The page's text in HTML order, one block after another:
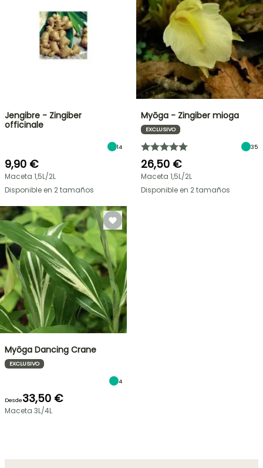
Jengibre - Zingiber
officinale
14
9,90 €
Maceta 1,5L/2L
Disponible en 2 tamaños
Myōga - Zingiber mioga
EXCLUSIVO
35
26,50 €
Maceta 1,5L/2L
Disponible en 2 tamaños
Myōga Dancing Crane
EXCLUSIVO
4
Desde33,50 €
Maceta 3L/4L